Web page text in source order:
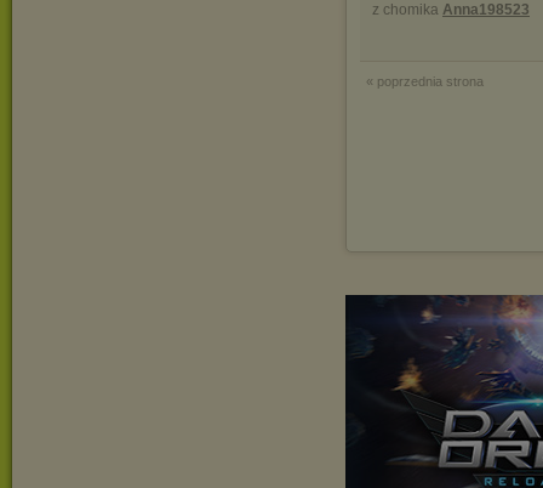
z chomika Anna198523
« poprzednia strona